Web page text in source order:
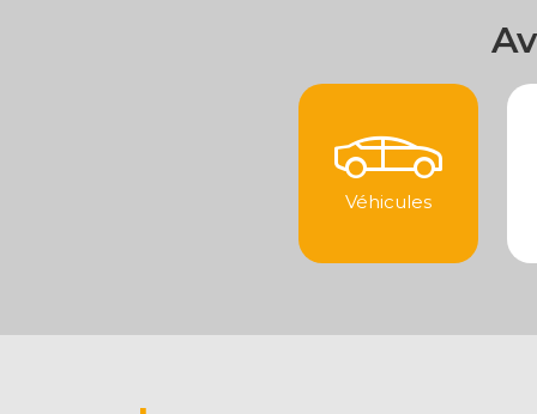
Véhicules